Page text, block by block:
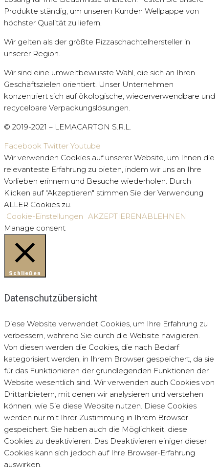
Produkte ständig, um unseren Kunden Wellpappe von
höchster Qualität zu liefern.
Wir gelten als der größte Pizzaschachtelhersteller in
unserer Region.
Wir sind eine umweltbewusste Wahl, die sich an Ihren
Geschäftszielen orientiert. Unser Unternehmen
konzentriert sich auf ökologische, wiederverwendbare und
recycelbare Verpackungslösungen.
© 2019-2021 – LEMACARTON S.R.L.
Facebook Twitter Youtube
Wir verwenden Cookies auf unserer Website, um Ihnen die
relevanteste Erfahrung zu bieten, indem wir uns an Ihre
Vorlieben erinnern und Besuche wiederholen. Durch
Klicken auf "Akzeptieren" stimmen Sie der Verwendung
ALLER Cookies zu.
Cookie-Einstellungen AKZEPTIERENABLEHNEN
Manage consent
Schließen
Datenschutzübersicht
Diese Website verwendet Cookies, um Ihre Erfahrung zu
verbessern, während Sie durch die Website navigieren.
Von diesen werden die Cookies, die nach Bedarf
kategorisiert werden, in Ihrem Browser gespeichert, da sie
für das Funktionieren der grundlegenden Funktionen der
Website wesentlich sind. Wir verwenden auch Cookies von
Drittanbietern, mit denen wir analysieren und verstehen
können, wie Sie diese Website nutzen. Diese Cookies
werden nur mit Ihrer Zustimmung in Ihrem Browser
gespeichert. Sie haben auch die Möglichkeit, diese
Cookies zu deaktivieren. Das Deaktivieren einiger dieser
Cookies kann sich jedoch auf Ihre Browser-Erfahrung
auswirken.